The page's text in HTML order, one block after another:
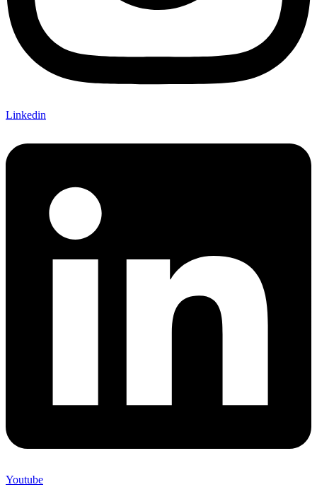
Linkedin
Youtube